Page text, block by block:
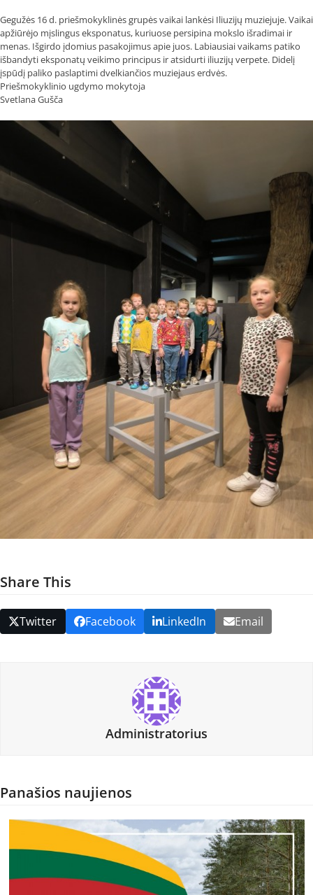
Gegužės 16 d. priešmokyklinės grupės vaikai lankėsi Iliuzijų muziejuje. Vaikai
apžiūrėjo mįslingus eksponatus, kuriuose persipina mokslo išradimai ir
menas. Išgirdo įdomius pasakojimus apie juos. Labiausiai vaikams patiko
išbandyti eksponatų veikimo principus ir atsidurti iliuzijų verpete. Didelį
įspūdį paliko paslaptimi dvelkiančios muziejaus erdvės.
Priešmokyklinio ugdymo mokytoja
Svetlana Gušča
Share This
Twitter Facebook LinkedIn Email
Administratorius
Panašios naujienos